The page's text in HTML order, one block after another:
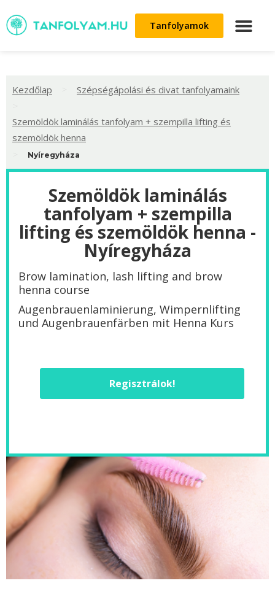
Tanfolyamok
Kezdőlap Szépségápolási és divat tanfolyamaink
Szemöldök laminálás tanfolyam + szempilla lifting és
szemöldök henna
Nyíregyháza
Szemöldök laminálás
tanfolyam + szempilla
lifting és szemöldök henna -
Nyíregyháza
Brow lamination, lash lifting and brow
henna course
Augenbrauenlaminierung, Wimpernlifting
und Augenbrauenfärben mit Henna Kurs
Regisztrálok!